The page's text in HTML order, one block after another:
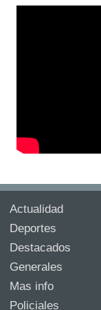
Actualidad
Deportes
Destacados
Generales
Mas info
Policiales